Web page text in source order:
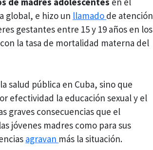
global, e hizo un llamado de atención
gestantes entre 15 y 19 años en los
la tasa de mortalidad materna del
salud pública en Cuba, sino que
efectividad la educación sexual y el
graves consecuencias que el
jóvenes madres como para sus
agravan más la situación.